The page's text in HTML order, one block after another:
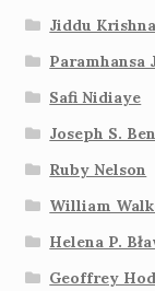
Jiddu
Paramhansa
Safi Nidiaye
Joseph S.
Ruby Nelson
William
Helena P.
Geoffrey